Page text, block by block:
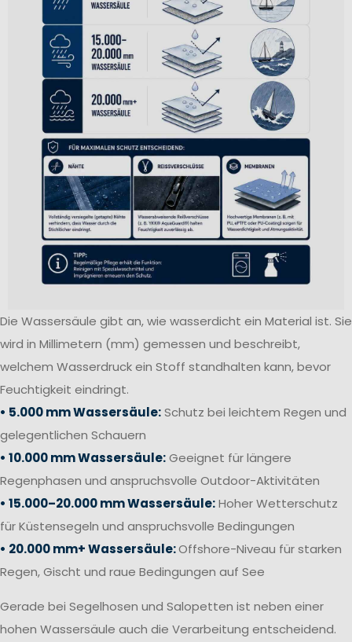
Die Wassersäule gibt an, wie wasserdicht ein Material ist. Sie
wird in Millimetern (mm) gemessen und beschreibt,
welchem Wasserdruck ein Stoff standhalten kann, bevor
Feuchtigkeit eindringt.
• 5.000 mm Wassersäule:Schutz bei leichtem Regen und
gelegentlichen Schauern
• 10.000 mm Wassersäule:Geeignet für längere
Regenphasen und anspruchsvolle Outdoor-Aktivitäten
• 15.000–20.000 mm Wassersäule:Hoher Wetterschutz
für Küstensegeln und anspruchsvolle Bedingungen
• 20.000 mm+ Wassersäule:Offshore-Niveau für starken
Regen, Gischt und raue Bedingungen auf See
Gerade bei Segelhosen und Salopetten ist neben einer
hohen Wassersäule auch die Verarbeitung entscheidend.